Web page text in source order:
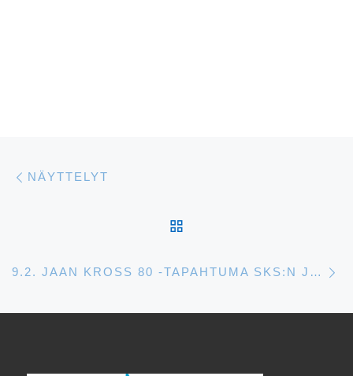
Artikkelien navigointi
NÄYTTELYT
9.2. JAAN KROSS 80 -TAPAHTUMA SKS:N JUHLASALISSA